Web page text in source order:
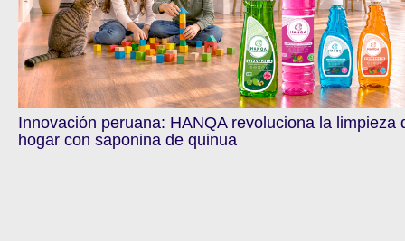
Innovación peruana: HANQA revoluciona la limpieza
hogar con saponina de quinua